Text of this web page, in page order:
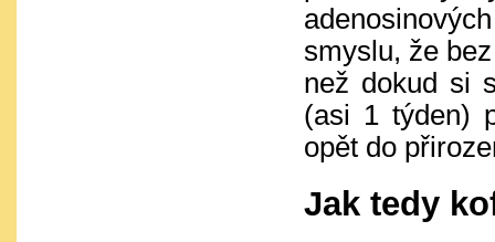
smyslu, že
než dokud si
(asi 1 týden)
opět do
Jak tedy